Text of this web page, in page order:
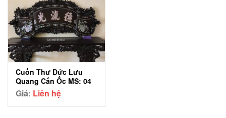
Cuốn Thư Đức Lưu
Quang Cẩn Ốc MS: 04
Giá: Liên hệ